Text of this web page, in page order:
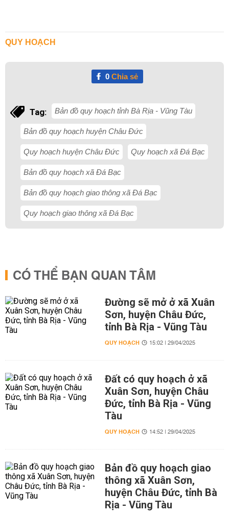
QUY HOẠCH
0Chia sẻ
Tag: Bản đồ quy hoạch tỉnh Bà Rịa - Vũng Tàu
Bản đồ quy hoạch huyện Châu Đức
Quy hoạch huyện Châu Đức Quy hoạch xã Đá Bạc
Bản đồ quy hoạch xã Đá Bạc
Bản đồ quy hoạch giao thông xã Đá Bạc
Quy hoạch giao thông xã Đá Bạc
CÓ THỂ BẠN QUAN TÂM
Đường sẽ mở ở xã Xuân
Sơn, huyện Châu Đức,
tỉnh Bà Rịa - Vũng Tàu
QUY HOẠCH 15:02 | 29/04/2025
Đất có quy hoạch ở xã
Xuân Sơn, huyện Châu
Đức, tỉnh Bà Rịa - Vũng
Tàu
QUY HOẠCH 14:52 | 29/04/2025
Bản đồ quy hoạch giao
thông xã Xuân Sơn,
huyện Châu Đức, tỉnh Bà
Rịa - Vũng Tàu